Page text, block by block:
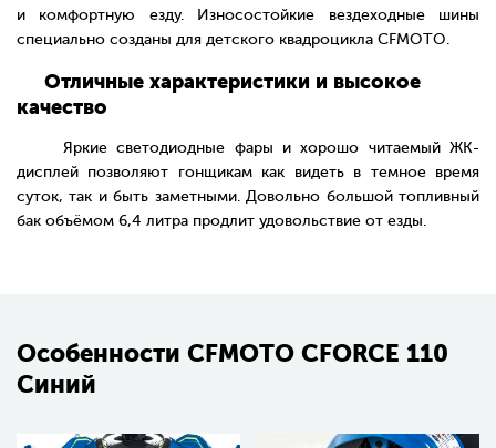
и комфортную езду. Износостойкие вездеходные шины
специально созданы для детского квадроцикла CFMOTO.
Отличные характеристики и высокое
качество
Яркие светодиодные фары и хорошо читаемый ЖК-
дисплей позволяют гонщикам как видеть в темное время
суток, так и быть заметными. Довольно большой топливный
бак объёмом 6,4 литра продлит удовольствие от езды.
Особенности CFMOTO CFORCE 110
Синий